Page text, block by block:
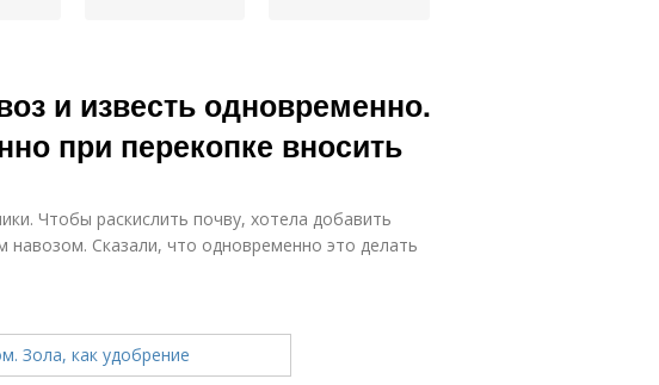
и известь одновременно.
при перекопке вносить
Чтобы раскислить почву, хотела добавить
навозом. Сказали, что одновременно это делать